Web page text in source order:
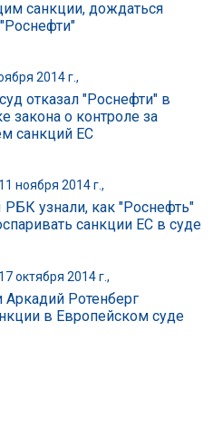
санкции, дождаться
2014 г.,
отказал "Роснефти" в
закона о контроле за
санкций ЕС
11 ноября 2014 г.,
узнали, как "Роснефть"
санкции ЕС в суде
17 октября 2014 г.,
Аркадий Ротенберг
в Европейском суде